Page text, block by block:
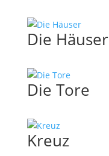
Die Häuser
Die Tore
Kreuz